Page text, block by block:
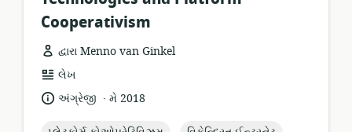
Cooperativism
દ્વારા Menno van Ginkel
સંસાધન
બંધારણ:
લેખ
ભાષા:અંગ્રેજી .
પ્રકાશન
મે 2018